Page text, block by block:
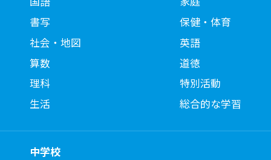
書写
社会・地図
算数
理科
生活
保健・体育
英語
道徳
特別活動
総合的な学習
中学校